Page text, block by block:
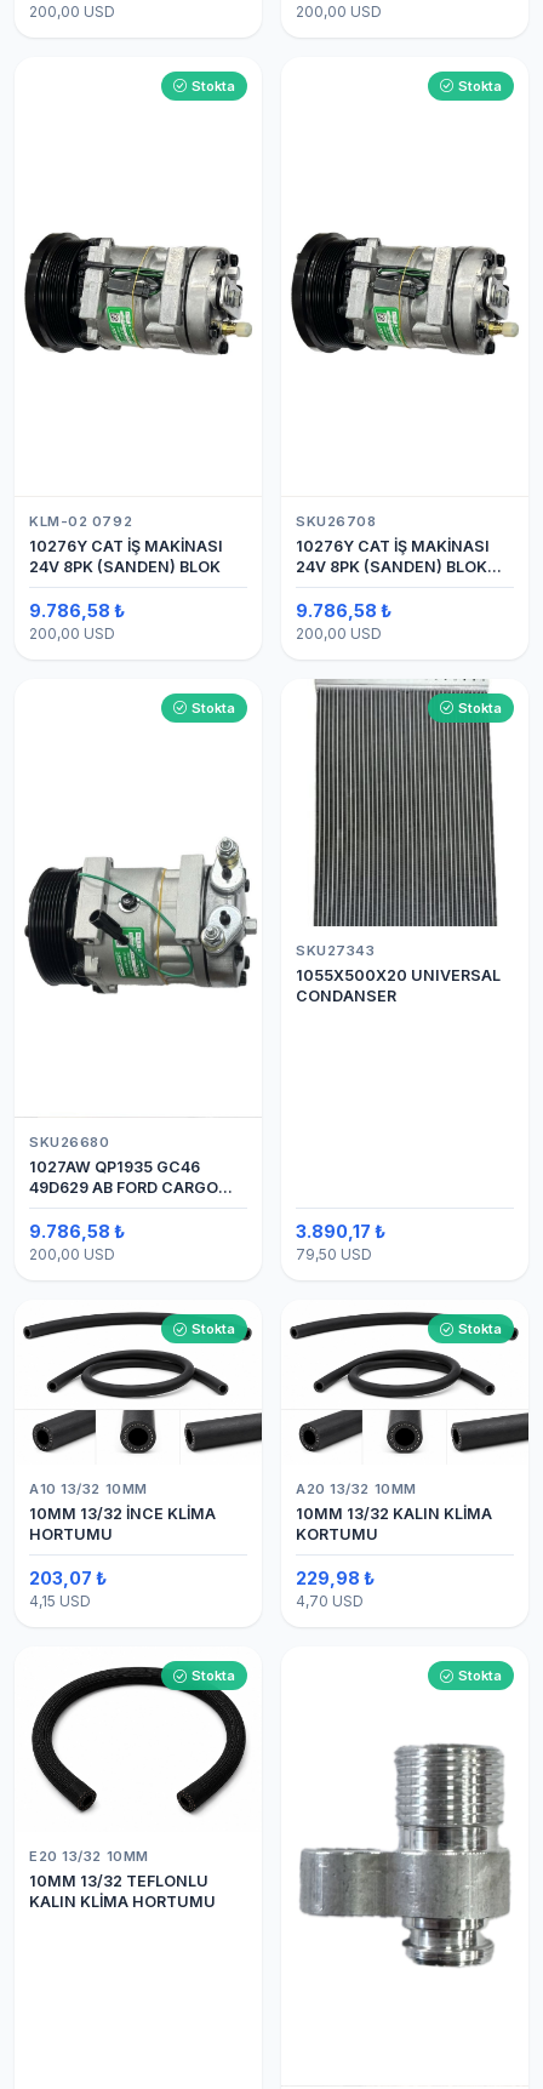
200,00 USD 200,00 USD
Stokta
KLM-02 0792
10276Y CAT İŞ MAKİNASI
24V 8PK (SANDEN) BLOK
9.786,58 ₺
200,00 USD
Stokta
SKU26708
10276Y CAT İŞ MAKİNASI
24V 8PK (SANDEN) BLOK
SAPLAMALI KLİMA
KOMPRESÖRÜ 7H15
9.786,58 ₺
200,00 USD
Stokta
SKU26680
1027AW QP1935 GC46
49D629 AB FORD CARGO
24V 8PK ÜSTTEN ÇIKIŞ
4142 (SANDEN) KLİMA
KOMPRESÖRÜ 7H15
9.786,58 ₺
200,00 USD
Stokta
SKU27343
1055X500X20 UNIVERSAL
CONDANSER
3.890,17 ₺
79,50 USD
Stokta
A10 13/32 10MM
10MM 13/32 İNCE KLİMA
HORTUMU
203,07 ₺
4,15 USD
Stokta
A20 13/32 10MM
10MM 13/32 KALIN KLİMA
KORTUMU
229,98 ₺
4,70 USD
Stokta
E20 13/32 10MM
10MM 13/32 TEFLONLU
KALIN KLİMA HORTUMU
Stokta